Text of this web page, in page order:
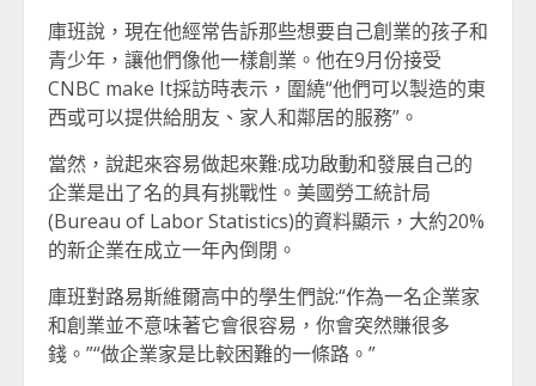
庫班說，現在他經常告訴那些想要自己創業的孩子和
青少年，讓他們像他一樣創業。他在9月份接受
CNBC make It採訪時表示，圍繞“他們可以製造的東
西或可以提供給朋友、家人和鄰居的服務”。
當然，說起來容易做起來難:成功啟動和發展自己的
企業是出了名的具有挑戰性。美國勞工統計局
(Bureau of Labor Statistics)的資料顯示，大約20%
的新企業在成立一年內倒閉。
庫班對路易斯維爾高中的學生們說:“作為一名企業家
和創業並不意味著它會很容易，你會突然賺很多
錢。”“做企業家是比較困難的一條路。”